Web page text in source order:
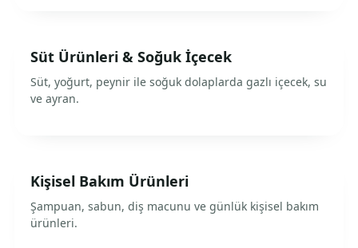
Süt Ürünleri & Soğuk İçecek
Süt, yoğurt, peynir ile soğuk dolaplarda gazlı içecek, su
ve ayran.
Kişisel Bakım Ürünleri
Şampuan, sabun, diş macunu ve günlük kişisel bakım
ürünleri.